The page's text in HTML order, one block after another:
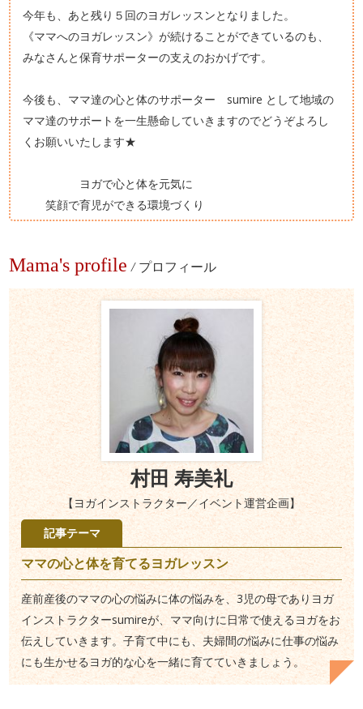
今年も、あと残り５回のヨガレッスンとなりました。
《ママへのヨガレッスン》が続けることができているのも、
みなさんと保育サポーターの支えのおかげです。
今後も、ママ達の心と体のサポーター sumire として地域の
ママ達のサポートを一生懸命していきますのでどうぞよろし
くお願いいたします★
ヨガで心と体を元気に
笑顔で育児ができる環境づくり
Mama's profile / プロフィール
村田 寿美礼
【ヨガインストラクター／イベント運営企画】
記事テーマ
ママの心と体を育てるヨガレッスン
産前産後のママの心の悩みに体の悩みを、3児の母でありヨガ
インストラクターsumireが、ママ向けに日常で使えるヨガをお
伝えしていきます。子育て中にも、夫婦間の悩みに仕事の悩み
にも生かせるヨガ的な心を一緒に育てていきましょう。